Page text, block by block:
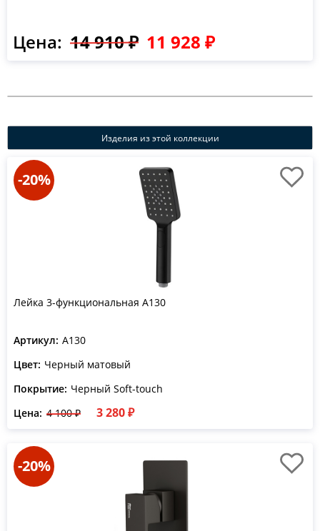
Цена: 14 910 ₽ 11 928 ₽
Изделия из этой коллекции
-20%
Лейка 3-функциональная A130
Артикул: A130
Цвет: Черный матовый
Покрытие: Черный Soft-touch
Цена: 4 100 ₽ 3 280 ₽
-20%